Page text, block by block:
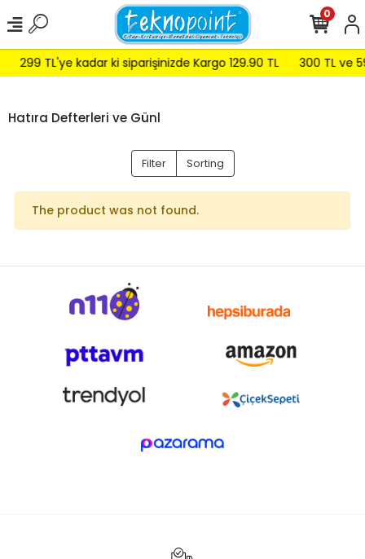
299 TL'ye kadar ki siparişinizde Kargo 129.90 TL 300 TL ve
0
Hatıra Defterleri ve Günl
Filter Sorting
The product was not found.